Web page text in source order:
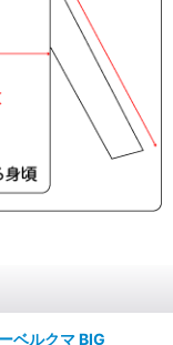
ベルクマ BIG